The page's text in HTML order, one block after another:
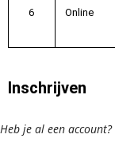
Inschrijven
Heb je al een account?
6 Online